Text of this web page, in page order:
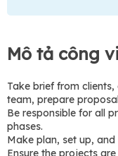
Mô tả công
Take brief from
team, prepare
Be responsible for all
phases.
Make plan, set up,
Ensure the projects